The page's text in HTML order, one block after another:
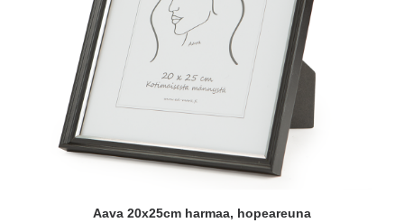
LISÄÄ OSTOSKORIIN
Aava 20x25cm harmaa, hopeareuna